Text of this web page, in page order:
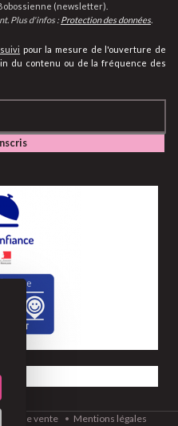
(newsletter).
Plus d'infos : Protection des données.
pour la mesure de l'ouverture de
du contenu ou de la fréquence des
de vente Mentions légales